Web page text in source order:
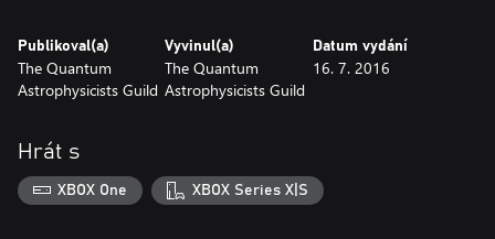
Publikoval(a)
The Quantum
Astrophysicists Guild
Vyvinul(a)
The Quantum
Astrophysicists Guild
Datum vydání
16. 7. 2016
Hrát s
XBOX One XBOX Series X|S